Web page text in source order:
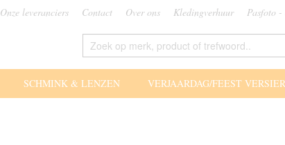
Onze leveranciers Contact Over ons Kledingverhuur Pasfoto -
SCHMINK & LENZEN VERJAARDAG/FEEST